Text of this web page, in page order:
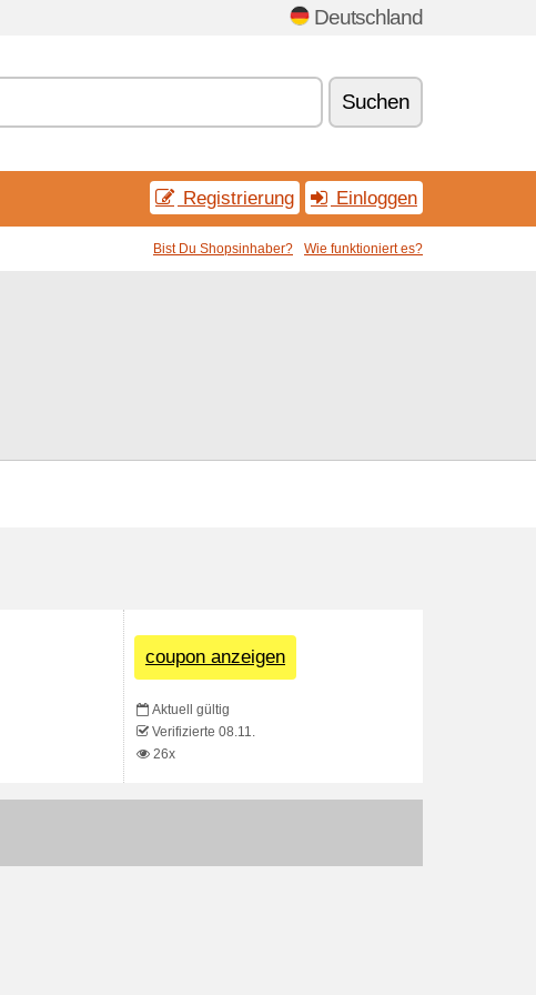
Deutschland
Suchen
Registrierung Einloggen
Bist Du Shopsinhaber? Wie funktioniert es?
coupon anzeigen
Aktuell gültig
Verifizierte 08.11.
26x